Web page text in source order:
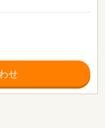
せ